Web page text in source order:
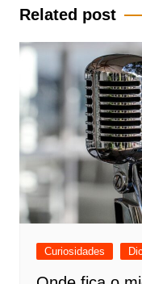
Post
Related post
Curiosidades